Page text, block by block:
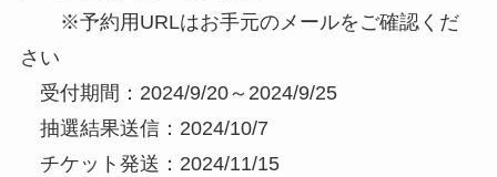
※予約用URLはお手元のメールをご確認くだ
さい
受付期間：2024/9/20～2024/9/25
抽選結果送信：2024/10/7
チケット発送：2024/11/15